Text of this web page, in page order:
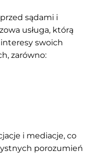
sądami i
usługa, którą
swoich
zarówno:
i mediacje, co
porozumień